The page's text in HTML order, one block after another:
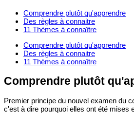
Comprendre plutôt qu'apprendre
Des règles à connaitre
11 Thèmes à connaître
Comprendre plutôt qu'apprendre
Des règles à connaitre
11 Thèmes à connaître
Comprendre plutôt
Premier principe du nouvel examen du
c'est à dire pourquoi elles ont été mises